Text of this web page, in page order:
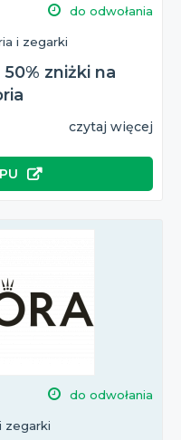
do odwołania
i zegarki
zniżki na
czytaj więcej
do odwołania
zegarki